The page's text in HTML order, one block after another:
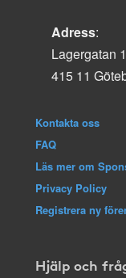
Adress:
Lagergatan
415 11
Kontakta oss
FAQ
Läs mer om
Privacy Policy
Registrera ny
Hjälp och